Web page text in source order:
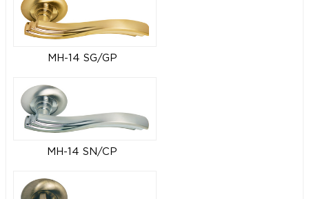
MH-14 SG/GP
MH-14 SN/CP